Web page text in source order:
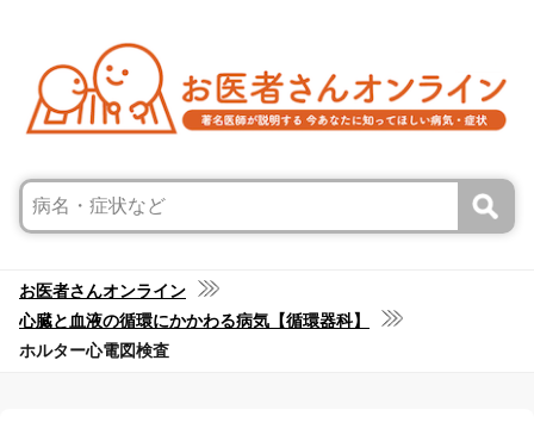
お医者さんオンライン
心臓と血液の循環にかかわる病気【循環器科】
ホルター心電図検査